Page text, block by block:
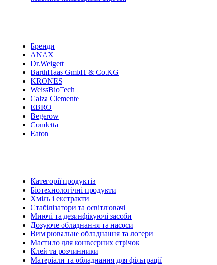
Бренди
ANAX
Dr.Weigert
BarthHaas GmbH & Co.KG
KRONES
WeissBioTech
Calza Clemente
EBRO
Begerow
Condetta
Eaton
Категорії продуктів
Біотехнологічні продукти
Хміль і екстракти
Стабілізатори та освітлювачі
Миючі та дезинфікуючі засоби
Дозуюче обладнання та насоси
Вимірювальне обладнання та логери
Мастило для конвеєрних стрічок
Клей та розчинники
Матеріали та обладнання для фільтрації